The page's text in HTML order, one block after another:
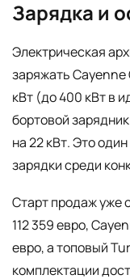
Зарядка и
Электрическая
заряжать
кВт (до 400 кВт в
бортовой
на 22 кВт. Это
зарядки среди
Старт продаж уже
112 359 евро,
евро, а топовый
комплектации